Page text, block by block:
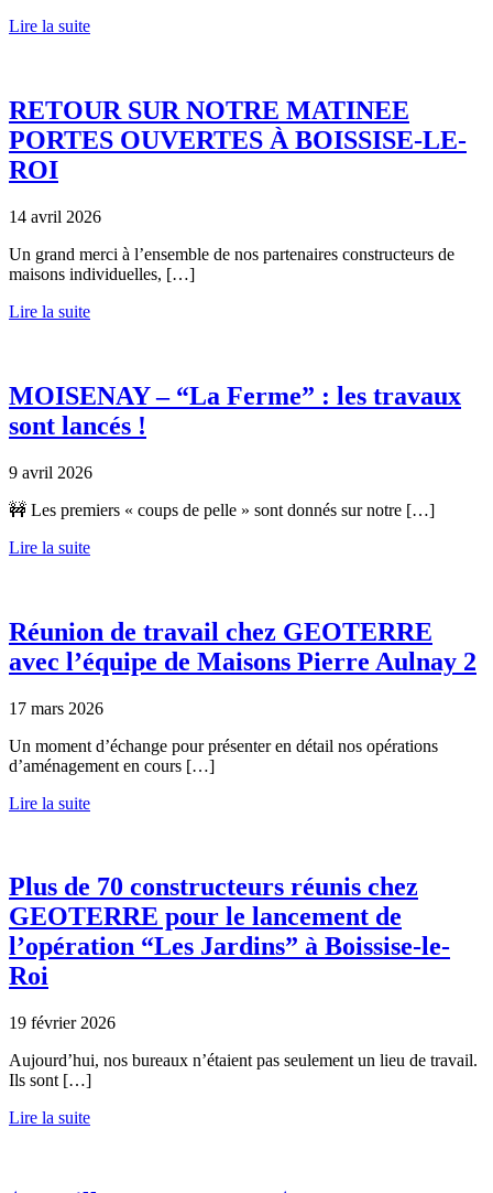
Lire la suite
RETOUR SUR NOTRE MATINEE
PORTES OUVERTES À BOISSISE-LE-
ROI
14 avril 2026
Un grand merci à l’ensemble de nos partenaires constructeurs de
maisons individuelles, […]
Lire la suite
MOISENAY – “La Ferme” : les travaux
sont lancés !
9 avril 2026
🚧 Les premiers « coups de pelle » sont donnés sur notre […]
Lire la suite
Réunion de travail chez GEOTERRE
avec l’équipe de Maisons Pierre Aulnay 2
17 mars 2026
Un moment d’échange pour présenter en détail nos opérations
d’aménagement en cours […]
Lire la suite
Plus de 70 constructeurs réunis chez
GEOTERRE pour le lancement de
l’opération “Les Jardins” à Boissise-le-
Roi
19 février 2026
Aujourd’hui, nos bureaux n’étaient pas seulement un lieu de travail.
Ils sont […]
Lire la suite